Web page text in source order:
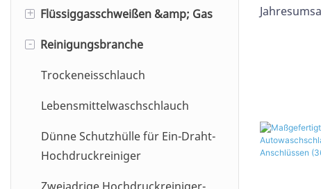
Gummiluftschlauch
Luftschlauch mit großem
Ummantelung)
Gummiluftschlauchbaugruppe
Presslufthammerschlauch
+
Flüssiggasschweißen &amp; Gas
Sauerstoff-/Acetylenschlauch
Schweißen Doppelschlauch
Schweiß-
Inertgasschlauch
-
Reinigungsbranche
Trockeneisschlauch
Lebensmittelwaschschlauch
Dünne Schutzhülle für Ein-Draht-
Hochdruckreiniger